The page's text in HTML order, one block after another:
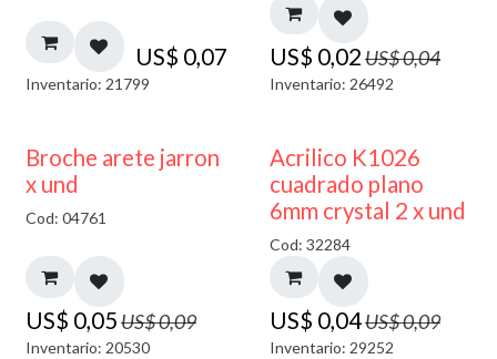
US$ 0,07
Inventario: 21799
US$ 0,02US$0,04
Inventario: 26492
50% DESCUENTO
Broche arete jarron
x und
Cod: 04761
US$ 0,05US$0,09
Inventario: 20530
50% DESCUENTO
Acrilico K1026
cuadrado plano
6mm crystal 2 x und
Cod: 32284
US$ 0,04US$0,09
Inventario: 29252